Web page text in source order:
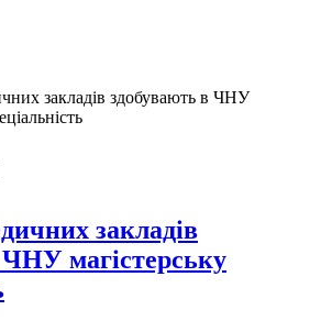
закладів здобувають в ЧНУ
закладів
магістерську